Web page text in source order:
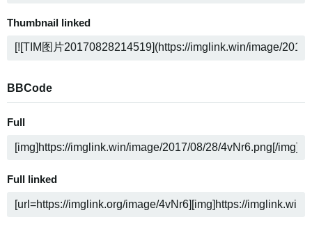
Thumbnail linked
BBCode
Full
Full linked